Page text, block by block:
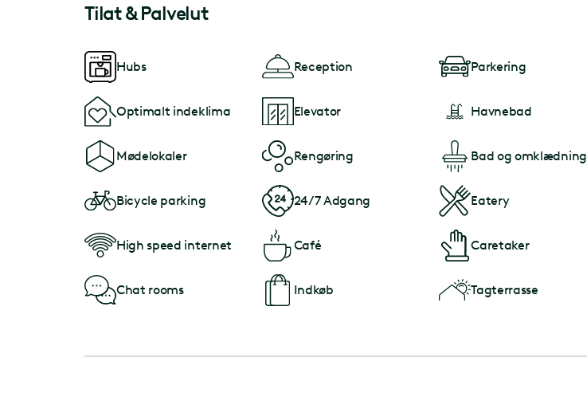
Tilat & Palvelut
Hubs Reception Parkering
Optimalt indeklima Elevator Havnebad
Mødelokaler Rengøring Bad og omklædning
Bicycle parking 24/7 Adgang Eatery
High speed internet Café Caretaker
Chat rooms Indkøb Tagterrasse